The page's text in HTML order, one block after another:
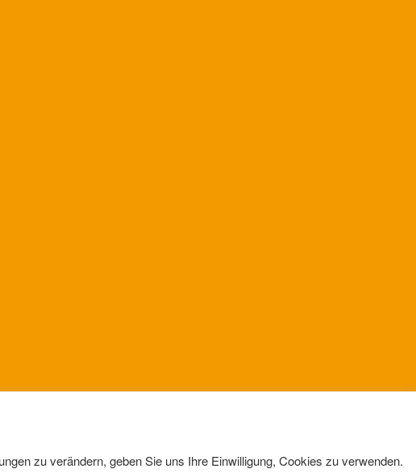
zu verändern, geben Sie uns Ihre Einwilligung, Cookies zu verwenden.